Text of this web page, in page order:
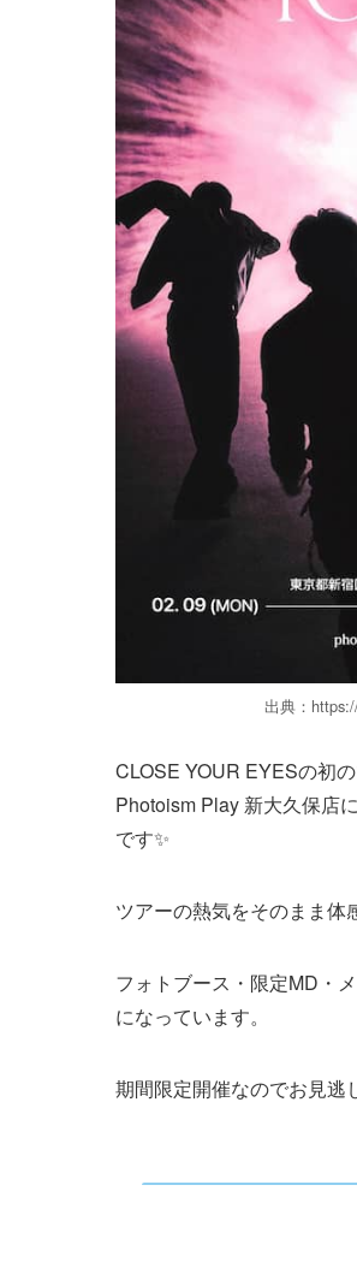
出典：
CLOSE YOUR EYESの初
Photoism Play 新大久保店
です✨
ツアーの熱気をそのまま体
フォトブース・限定MD・
になっています。
期間限定開催なのでお見逃